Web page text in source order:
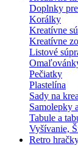
Doplnky
Korálky
Kreatívne
Kreatívne
Listové
Pečiatky
Plastelína
Sady na
Samolepky
Tabule a
Vyšívanie,
Retro